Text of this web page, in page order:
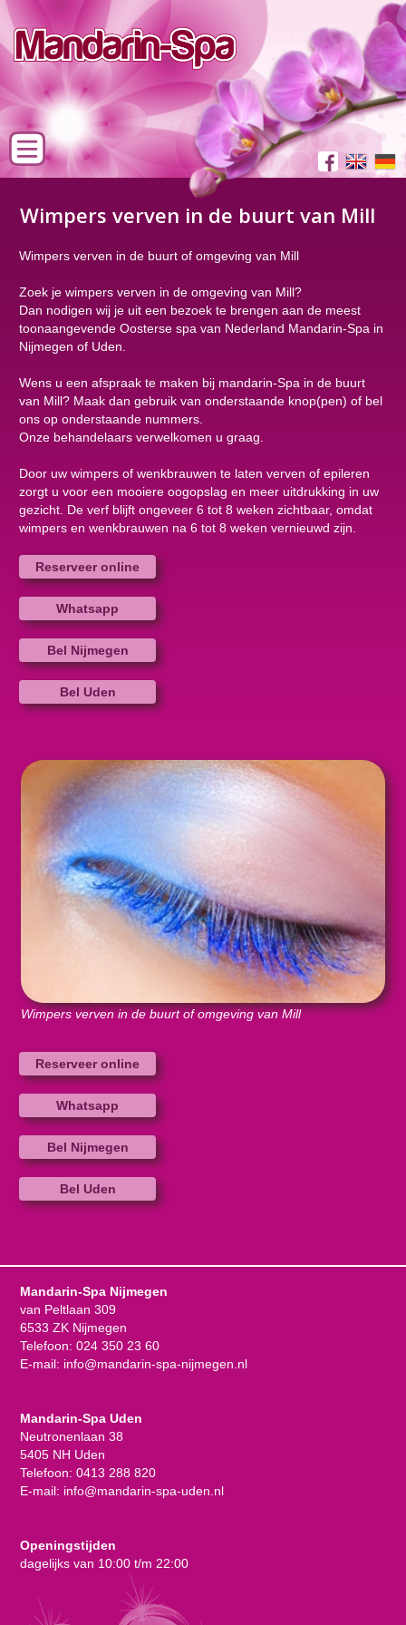
Wimpers verven in de buurt van Mill
Wimpers verven in de buurt of omgeving van Mill
Zoek je wimpers verven in de omgeving van Mill?
Dan nodigen wij je uit een bezoek te brengen aan de meest
toonaangevende Oosterse spa van Nederland Mandarin-Spa in
Nijmegen of Uden.
Wens u een afspraak te maken bij mandarin-Spa in de buurt
van Mill? Maak dan gebruik van onderstaande knop(pen) of bel
ons op onderstaande nummers.
Onze behandelaars verwelkomen u graag.
Door uw wimpers of wenkbrauwen te laten verven of epileren
zorgt u voor een mooiere oogopslag en meer uitdrukking in uw
gezicht. De verf blijft ongeveer 6 tot 8 weken zichtbaar, omdat
wimpers en wenkbrauwen na 6 tot 8 weken vernieuwd zijn.
Reserveer online
Whatsapp
Bel Nijmegen
Bel Uden
Wimpers verven in de buurt of omgeving van Mill
Reserveer online
Whatsapp
Bel Nijmegen
Bel Uden
Mandarin-Spa Nijmegen
van Peltlaan 309
6533 ZK Nijmegen
Telefoon: 024 350 23 60
E-mail: info@mandarin-spa-nijmegen.nl
Mandarin-Spa Uden
Neutronenlaan 38
5405 NH Uden
Telefoon: 0413 288 820
E-mail: info@mandarin-spa-uden.nl
Openingstijden
dagelijks van 10:00 t/m 22:00